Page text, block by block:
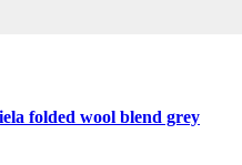
folded wool blend grey